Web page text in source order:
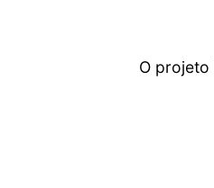
O projeto